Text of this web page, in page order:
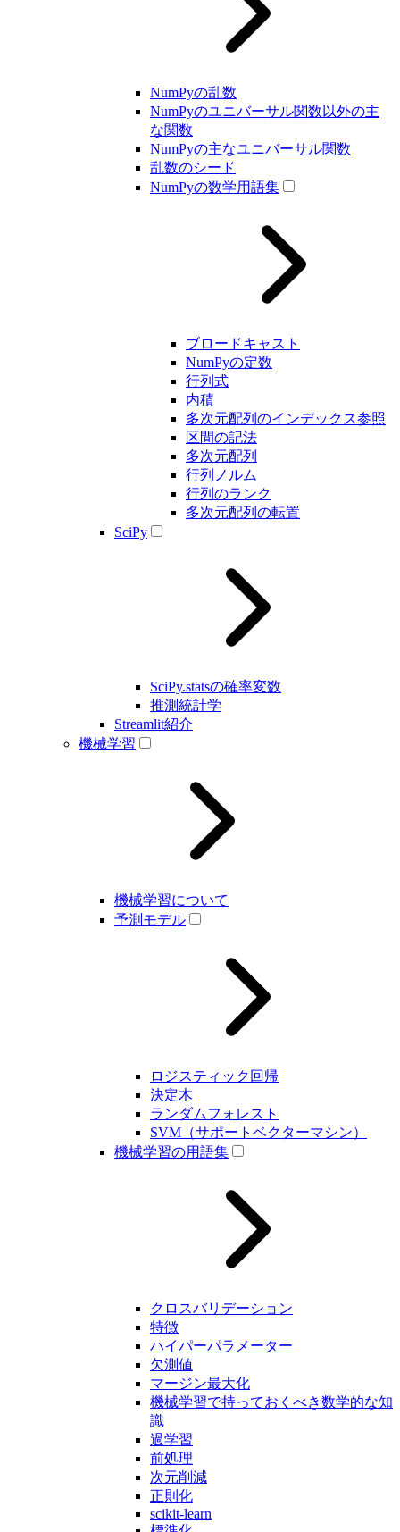
NumPyの乱数
NumPyのユニバーサル関数以外の主
な関数
NumPyの主なユニバーサル関数
乱数のシード
NumPyの数学用語集
ブロードキャスト
NumPyの定数
行列式
内積
多次元配列のインデックス参照
区間の記法
多次元配列
行列ノルム
行列のランク
多次元配列の転置
SciPy
SciPy.statsの確率変数
推測統計学
Streamlit紹介
機械学習
機械学習について
予測モデル
ロジスティック回帰
決定木
ランダムフォレスト
SVM（サポートベクターマシン）
機械学習の用語集
クロスバリデーション
特徴
ハイパーパラメーター
欠測値
マージン最大化
機械学習で持っておくべき数学的な知
識
過学習
前処理
次元削減
正則化
scikit-learn